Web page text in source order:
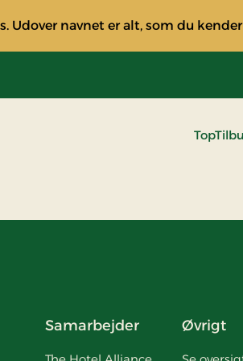
Udover navnet er alt, som du
Samarbejder Øvrigt